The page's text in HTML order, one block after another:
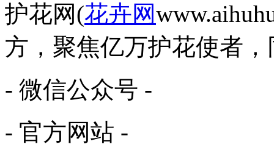
护花网(花卉网
方，聚焦亿万护花使者
- 微信公众号 -
- 官方网站 -